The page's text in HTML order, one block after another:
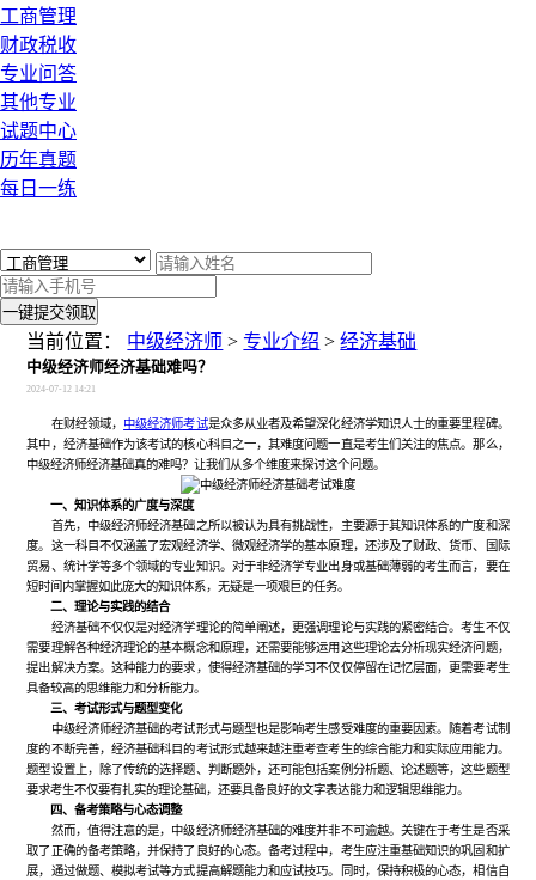
工商管理
财政税收
专业问答
其他专业
试题中心
历年真题
每日一练
一键提交领取
当前位置： 中级经济师 >专业介绍 >经济基础
中级经济师经济基础难吗？
2024-07-12 14:21
在财经领域， 中级经济师考试是众多从业者及希望深化经济学知识人士的重要里程碑。
其中，经济基础作为该考试的核心科目之一，其难度问题一直是考生们关注的焦点。那么，
中级经济师经济基础真的难吗？让我们从多个维度来探讨这个问题。
一、知识体系的广度与深度
首先，中级经济师经济基础之所以被认为具有挑战性，主要源于其知识体系的广度和深
度。这一科目不仅涵盖了宏观经济学、微观经济学的基本原理，还涉及了财政、货币、国际
贸易、统计学等多个领域的专业知识。对于非经济学专业出身或基础薄弱的考生而言，要在
短时间内掌握如此庞大的知识体系，无疑是一项艰巨的任务。
二、理论与实践的结合
经济基础不仅仅是对经济学理论的简单阐述，更强调理论与实践的紧密结合。考生不仅
需要理解各种经济理论的基本概念和原理，还需要能够运用这些理论去分析现实经济问题，
提出解决方案。这种能力的要求，使得经济基础的学习不仅仅停留在记忆层面，更需要考生
具备较高的思维能力和分析能力。
三、考试形式与题型变化
中级经济师经济基础的考试形式与题型也是影响考生感受难度的重要因素。随着考试制
度的不断完善，经济基础科目的考试形式越来越注重考查考生的综合能力和实际应用能力。
题型设置上，除了传统的选择题、判断题外，还可能包括案例分析题、论述题等，这些题型
要求考生不仅要有扎实的理论基础，还要具备良好的文字表达能力和逻辑思维能力。
四、备考策略与心态调整
然而，值得注意的是，中级经济师经济基础的难度并非不可逾越。关键在于考生是否采
取了正确的备考策略，并保持了良好的心态。备考过程中，考生应注重基础知识的巩固和扩
展，通过做题、模拟考试等方式提高解题能力和应试技巧。同时，保持积极的心态，相信自